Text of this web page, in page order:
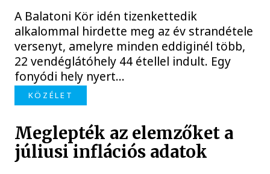
A Balatoni Kör idén tizenkettedik
alkalommal hirdette meg az év strandétele
versenyt, amelyre minden eddiginél több,
22 vendéglátóhely 44 étellel indult. Egy
fonyódi hely nyert...
KÖZÉLET
Meglepték az elemzőket a
júliusi inflációs adatok